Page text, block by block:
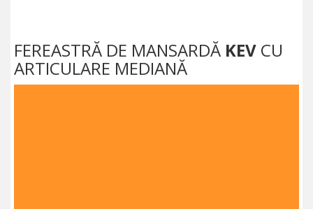
FEREASTRĂ DE MANSARDĂ KEV CU
ARTICULARE MEDIANĂ